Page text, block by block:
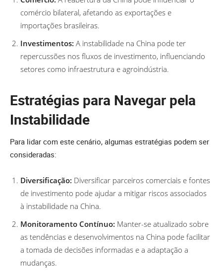
comércio bilateral, afetando as exportações e
importações brasileiras.
Investimentos: A instabilidade na China pode ter
repercussões nos fluxos de investimento, influenciando
setores como infraestrutura e agroindústria.
Estratégias para Navegar pela
Instabilidade
Para lidar com este cenário, algumas estratégias podem ser
consideradas:
Diversificação: Diversificar parceiros comerciais e fontes
de investimento pode ajudar a mitigar riscos associados
à instabilidade na China.
Monitoramento Contínuo: Manter-se atualizado sobre
as tendências e desenvolvimentos na China pode facilitar
a tomada de decisões informadas e a adaptação a
mudanças.